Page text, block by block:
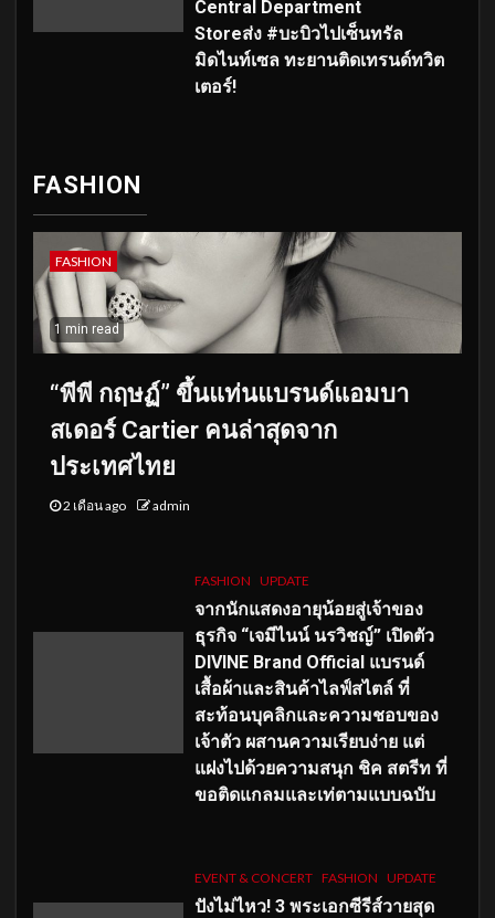
Central Department
Storeส่ง #บะบิวไปเซ็นทรัล
มิดไนท์เซล ทะยานติดเทรนด์ทวิต
เตอร์!
FASHION
FASHION
1 min read
“พีพี กฤษฏ์” ขึ้นแท่นแบรนด์แอมบา
สเดอร์ Cartier คนล่าสุดจาก
ประเทศไทย
2 เดือน ago admin
FASHION UPDATE
จากนักแสดงอายุน้อยสู่เจ้าของ
ธุรกิจ “เจมีไนน์ นรวิชญ์” เปิดตัว
DIVINE Brand Official แบรนด์
เสื้อผ้าและสินค้าไลฟ์สไตล์ ที่
สะท้อนบุคลิกและความชอบของ
เจ้าตัว ผสานความเรียบง่าย แต่
แฝงไปด้วยความสนุก ชิค สตรีท ที่
ขอติดแกลมและเท่ตามแบบฉบับ
EVENT & CONCERT FASHION UPDATE
ปังไม่ไหว! 3 พระเอกซีรีส์วายสุด